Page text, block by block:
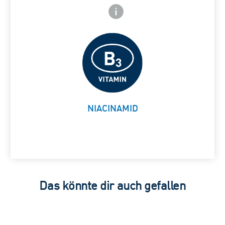
Frontside Info icon
NIACINAMID
Beruhigt die Haut
Das könnte dir auch gefallen